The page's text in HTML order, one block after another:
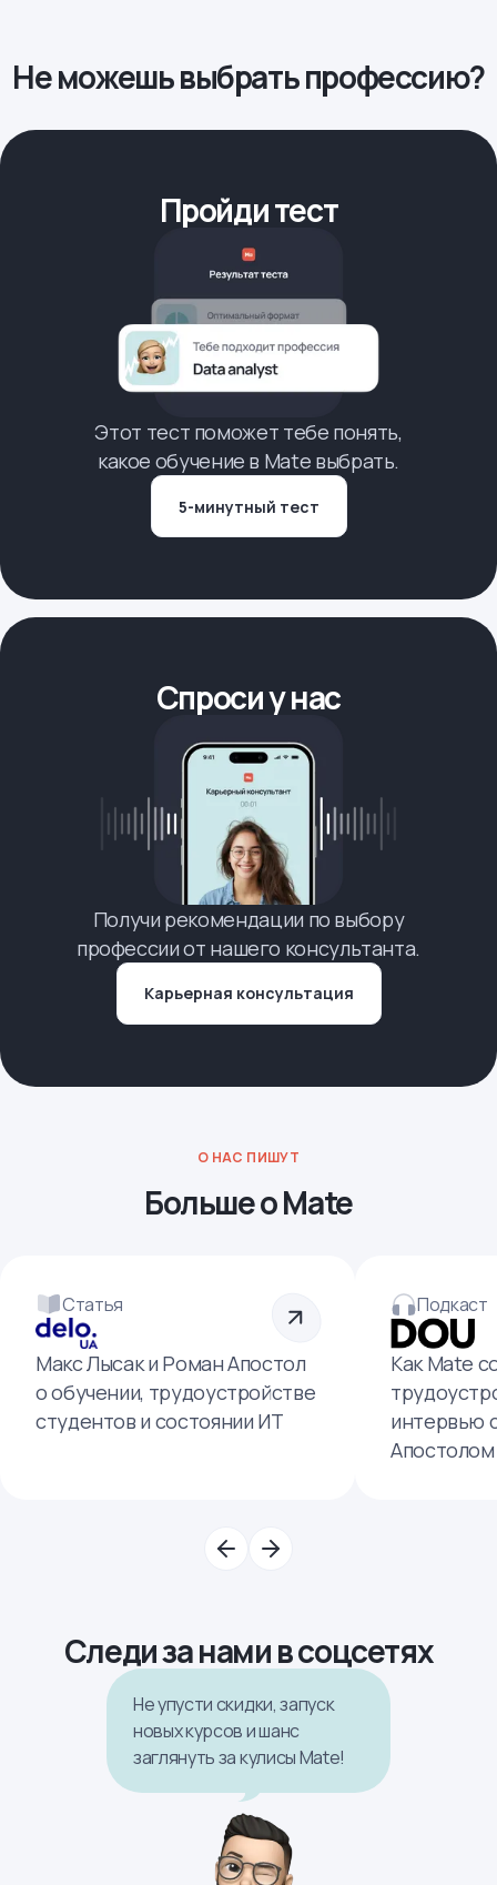
Не можешь выбрать профессию?
Пройди тест
Этот тест поможет тебе понять,
какое обучение в Mate выбрать.
5-минутный тест
Спроси у нас
Получи рекомендации по выбору
профессии от нашего консультанта.
Карьерная консультация
О НАС ПИШУТ
Больше о Mate
Статья
Макс Лысак и Роман Апостол
о обучении, трудоустройстве
студентов и состоянии ИТ
Подкаст
Как Mate
интервью
Апостолом
Следи за нами в соцсетях
Не упусти скидки, запуск
новых курсов и шанс
заглянуть за кулисы Mate!